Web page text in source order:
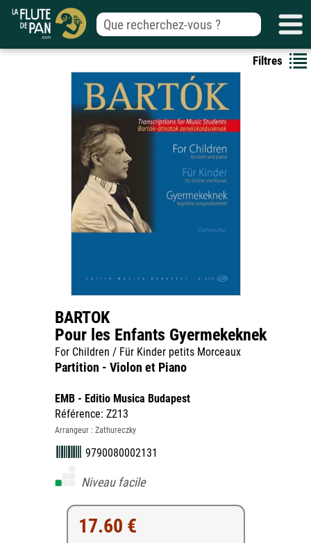
Filtres
BARTOK
Pour les Enfants Gyermekeknek
For Children / Für Kinder petits Morceaux
Partition - Violon et Piano
EMB - Editio Musica Budapest
Référence: Z213
Arrangeur : Zathureczky
9790080002131
Niveau facile
17.60 €